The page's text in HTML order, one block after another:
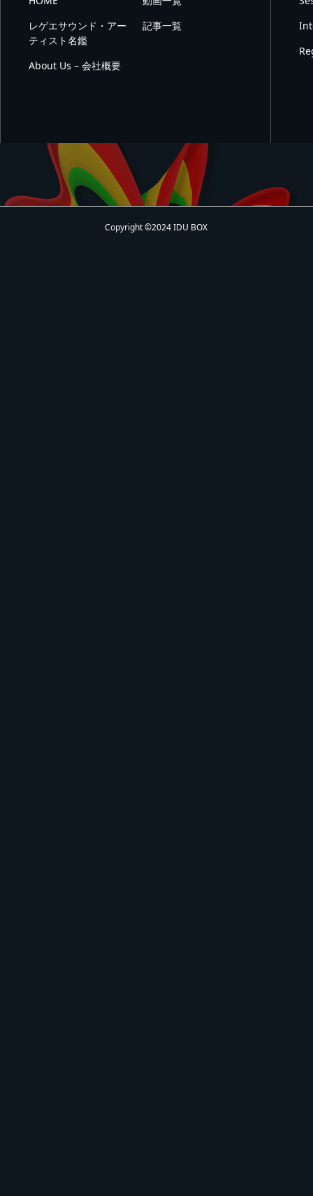
レゲエサウンド・アー
ティスト名鑑
記事一覧
About Us – 会社概要
Copyright ©2024 IDU BOX